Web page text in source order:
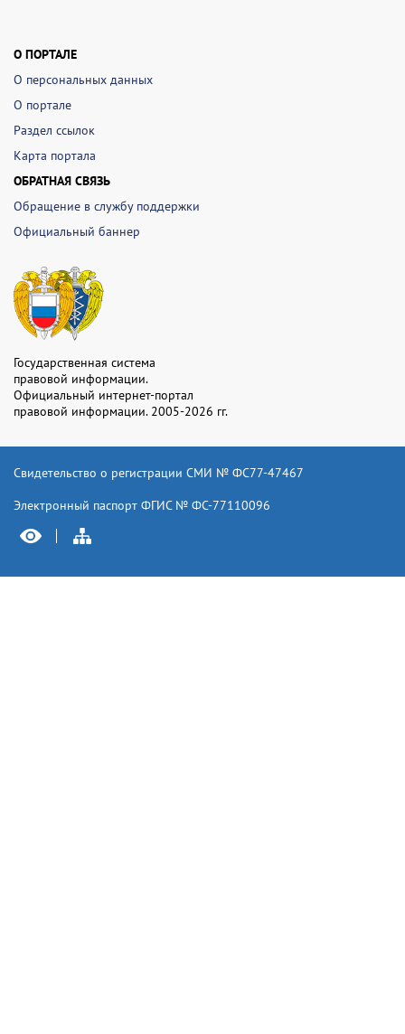
О ПОРТАЛЕ
О персональных данных
О портале
Раздел ссылок
Карта портала
ОБРАТНАЯ СВЯЗЬ
Обращение в службу поддержки
Официальный баннер
Государственная система
правовой информации.
Официальный интернет-портал
правовой информации. 2005-2026 гг.
Свидетельство о регистрации СМИ № ФС77-47467
Электронный паспорт ФГИС № ФС-77110096